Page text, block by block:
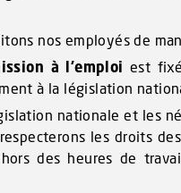
nos employés de
à l’emploi est
à la législation
nationale et les
les droits
des heures de